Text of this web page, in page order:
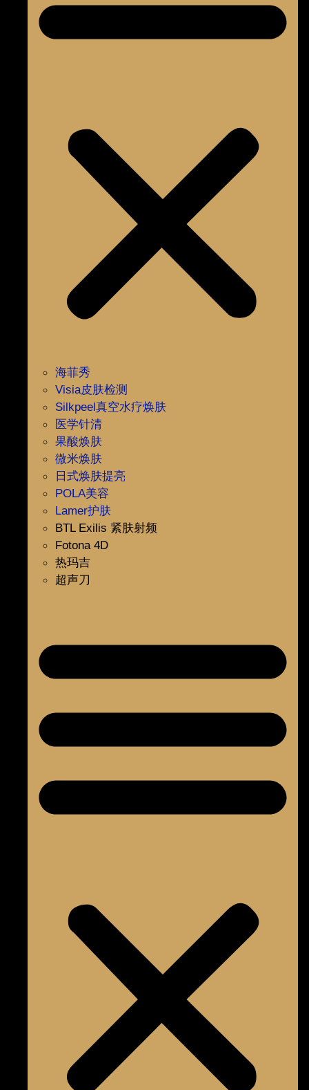
海菲秀
Visia皮肤检测
Silkpeel真空水疗焕肤
医学针清
果酸焕肤
微米焕肤
日式焕肤提亮
POLA美容
Lamer护肤
BTL Exilis 紧肤射频
Fotona 4D
热玛吉
超声刀